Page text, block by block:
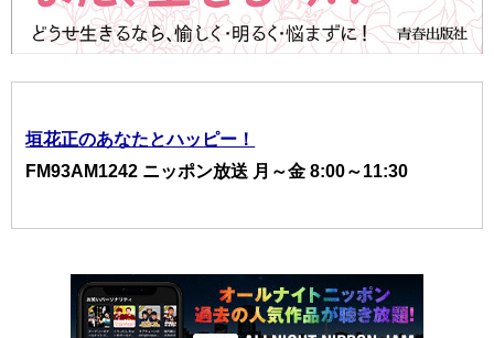
垣花正のあなたとハッピー！
FM93AM1242 ニッポン放送 月～金 8:00～11:30